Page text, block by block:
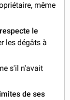
même
le
les dégâts à
s'il n'avait
de ses